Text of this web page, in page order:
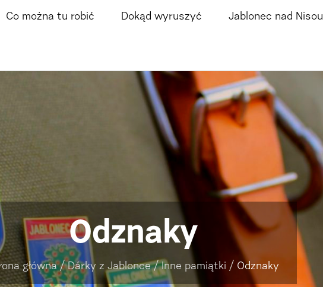
Co można tu robić Dokąd wyruszyć Jablonec nad Nisou
Odznaky
główna/Dárky z Jablonce/Inne pamiątki / Odznaky